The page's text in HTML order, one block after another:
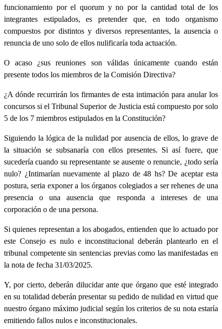
funcionamiento por el quorum y no por la cantidad total de los
integrantes estipulados, es pretender que, en todo organismo
compuestos por distintos y diversos representantes, la ausencia o
renuncia de uno solo de ellos nulificaría toda actuación.
O acaso ¿sus reuniones son válidas únicamente cuando están
presente todos los miembros de la Comisión Directiva?
¿A dónde recurrirán los firmantes de esta intimación para anular los
concursos si el Tribunal Superior de Justicia está compuesto por solo
5 de los 7 miembros estipulados en la Constitución?
Siguiendo la lógica de la nulidad por ausencia de ellos, lo grave de
la situación se subsanaría con ellos presentes. Si así fuere, que
sucedería cuando su representante se ausente o renuncie, ¿todo sería
nulo? ¿Intimarían nuevamente al plazo de 48 hs? De aceptar esta
postura, seria exponer a los órganos colegiados a ser rehenes de una
presencia o una ausencia que responda a intereses de una
corporación o de una persona.
Si quienes representan a los abogados, entienden que lo actuado por
este Consejo es nulo e inconstitucional deberán plantearlo en el
tribunal competente sin sentencias previas como las manifestadas en
la nota de fecha 31/03/2025.
Y, por cierto, deberán dilucidar ante que órgano que esté integrado
en su totalidad deberán presentar su pedido de nulidad en virtud que
nuestro órgano máximo judicial según los criterios de su nota estaría
emitiendo fallos nulos e inconstitucionales.